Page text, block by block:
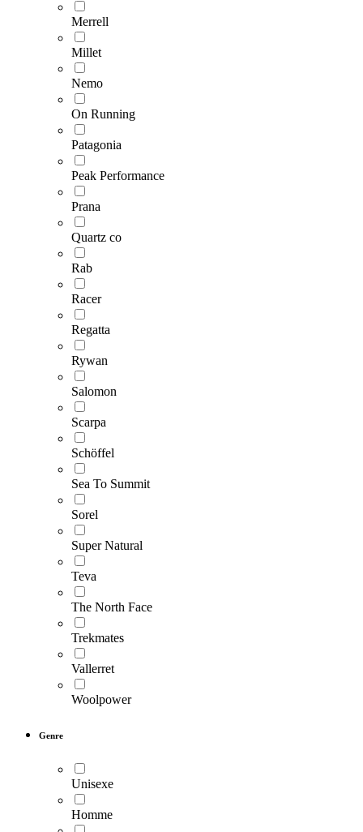
Merrell
Millet
Nemo
On Running
Patagonia
Peak Performance
Prana
Quartz co
Rab
Racer
Regatta
Rywan
Salomon
Scarpa
Schöffel
Sea To Summit
Sorel
Super Natural
Teva
The North Face
Trekmates
Vallerret
Woolpower
Genre
Unisexe
Homme